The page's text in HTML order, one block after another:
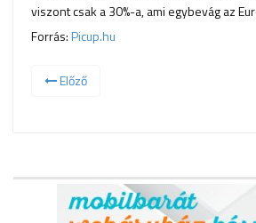
viszont csak a 30%-a, ami egybevág az
Forrás:Picup.hu
Előző